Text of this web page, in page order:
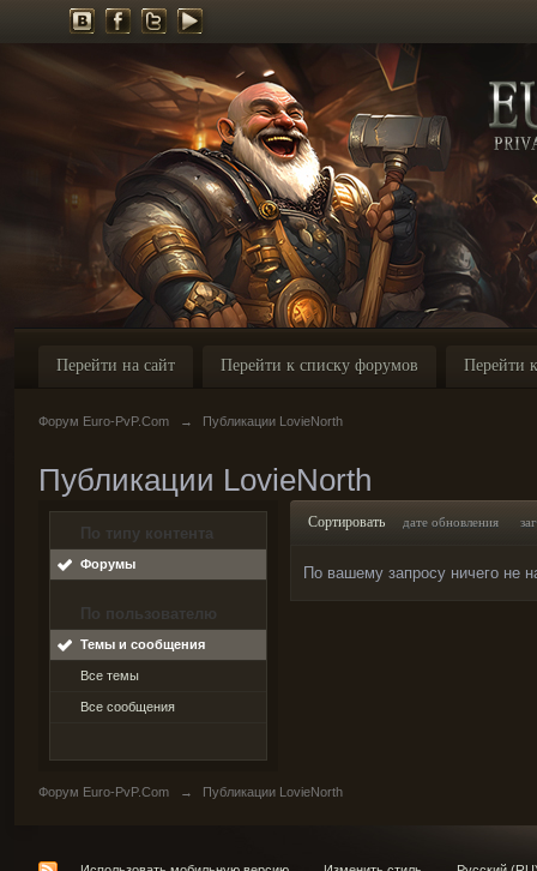
Перейти на сайт Перейти к списку форумов Перейти
Форум Euro-PvP.Com → Публикации LovieNorth
Публикации LovieNorth
По типу контента
Форумы
По пользователю
Темы и сообщения
Все темы
Все сообщения
Сортировать дате обновления
По вашему запросу ничего не
Форум Euro-PvP.Com → Публикации LovieNorth